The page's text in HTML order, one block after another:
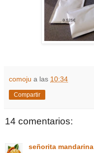
comoju a las 10:34
Compartir
14 comentarios:
señorita mandarina